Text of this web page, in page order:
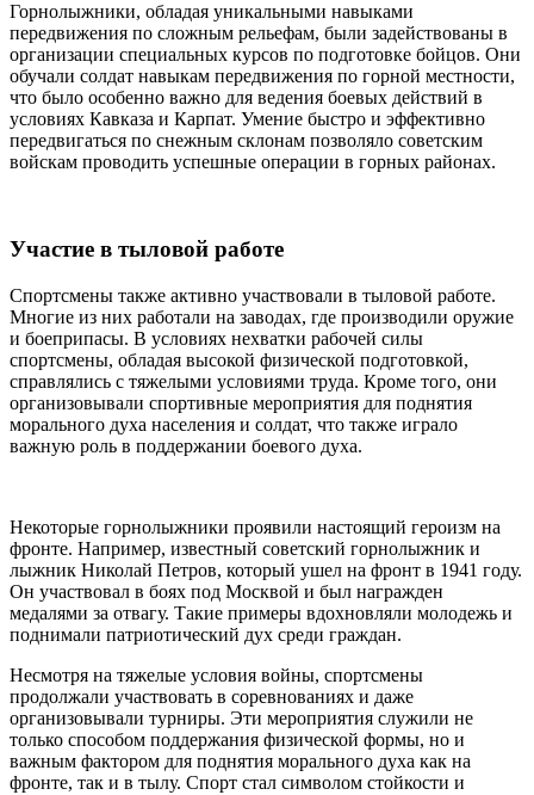
Горнолыжники, обладая уникальными навыками
передвижения по сложным рельефам, были задействованы в
организации специальных курсов по подготовке бойцов. Они
обучали солдат навыкам передвижения по горной местности,
что было особенно важно для ведения боевых действий в
условиях Кавказа и Карпат. Умение быстро и эффективно
передвигаться по снежным склонам позволяло советским
войскам проводить успешные операции в горных районах.
Участие в тыловой работе
Спортсмены также активно участвовали в тыловой работе.
Многие из них работали на заводах, где производили оружие
и боеприпасы. В условиях нехватки рабочей силы
спортсмены, обладая высокой физической подготовкой,
справлялись с тяжелыми условиями труда. Кроме того, они
организовывали спортивные мероприятия для поднятия
морального духа населения и солдат, что также играло
важную роль в поддержании боевого духа.
Некоторые горнолыжники проявили настоящий героизм на
фронте. Например, известный советский горнолыжник и
лыжник Николай Петров, который ушел на фронт в 1941 году.
Он участвовал в боях под Москвой и был награжден
медалями за отвагу. Такие примеры вдохновляли молодежь и
поднимали патриотический дух среди граждан.
Несмотря на тяжелые условия войны, спортсмены
продолжали участвовать в соревнованиях и даже
организовывали турниры. Эти мероприятия служили не
только способом поддержания физической формы, но и
важным фактором для поднятия морального духа как на
фронте, так и в тылу. Спорт стал символом стойкости и